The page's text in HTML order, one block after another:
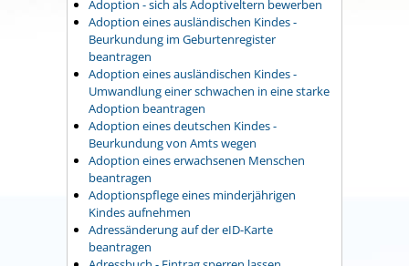
Adoption - sich als Adoptiveltern bewerben
Adoption eines ausländischen Kindes -
Beurkundung im Geburtenregister
beantragen
Adoption eines ausländischen Kindes -
Umwandlung einer schwachen in eine starke
Adoption beantragen
Adoption eines deutschen Kindes -
Beurkundung von Amts wegen
Adoption eines erwachsenen Menschen
beantragen
Adoptionspflege eines minderjährigen
Kindes aufnehmen
Adressänderung auf der eID-Karte
beantragen